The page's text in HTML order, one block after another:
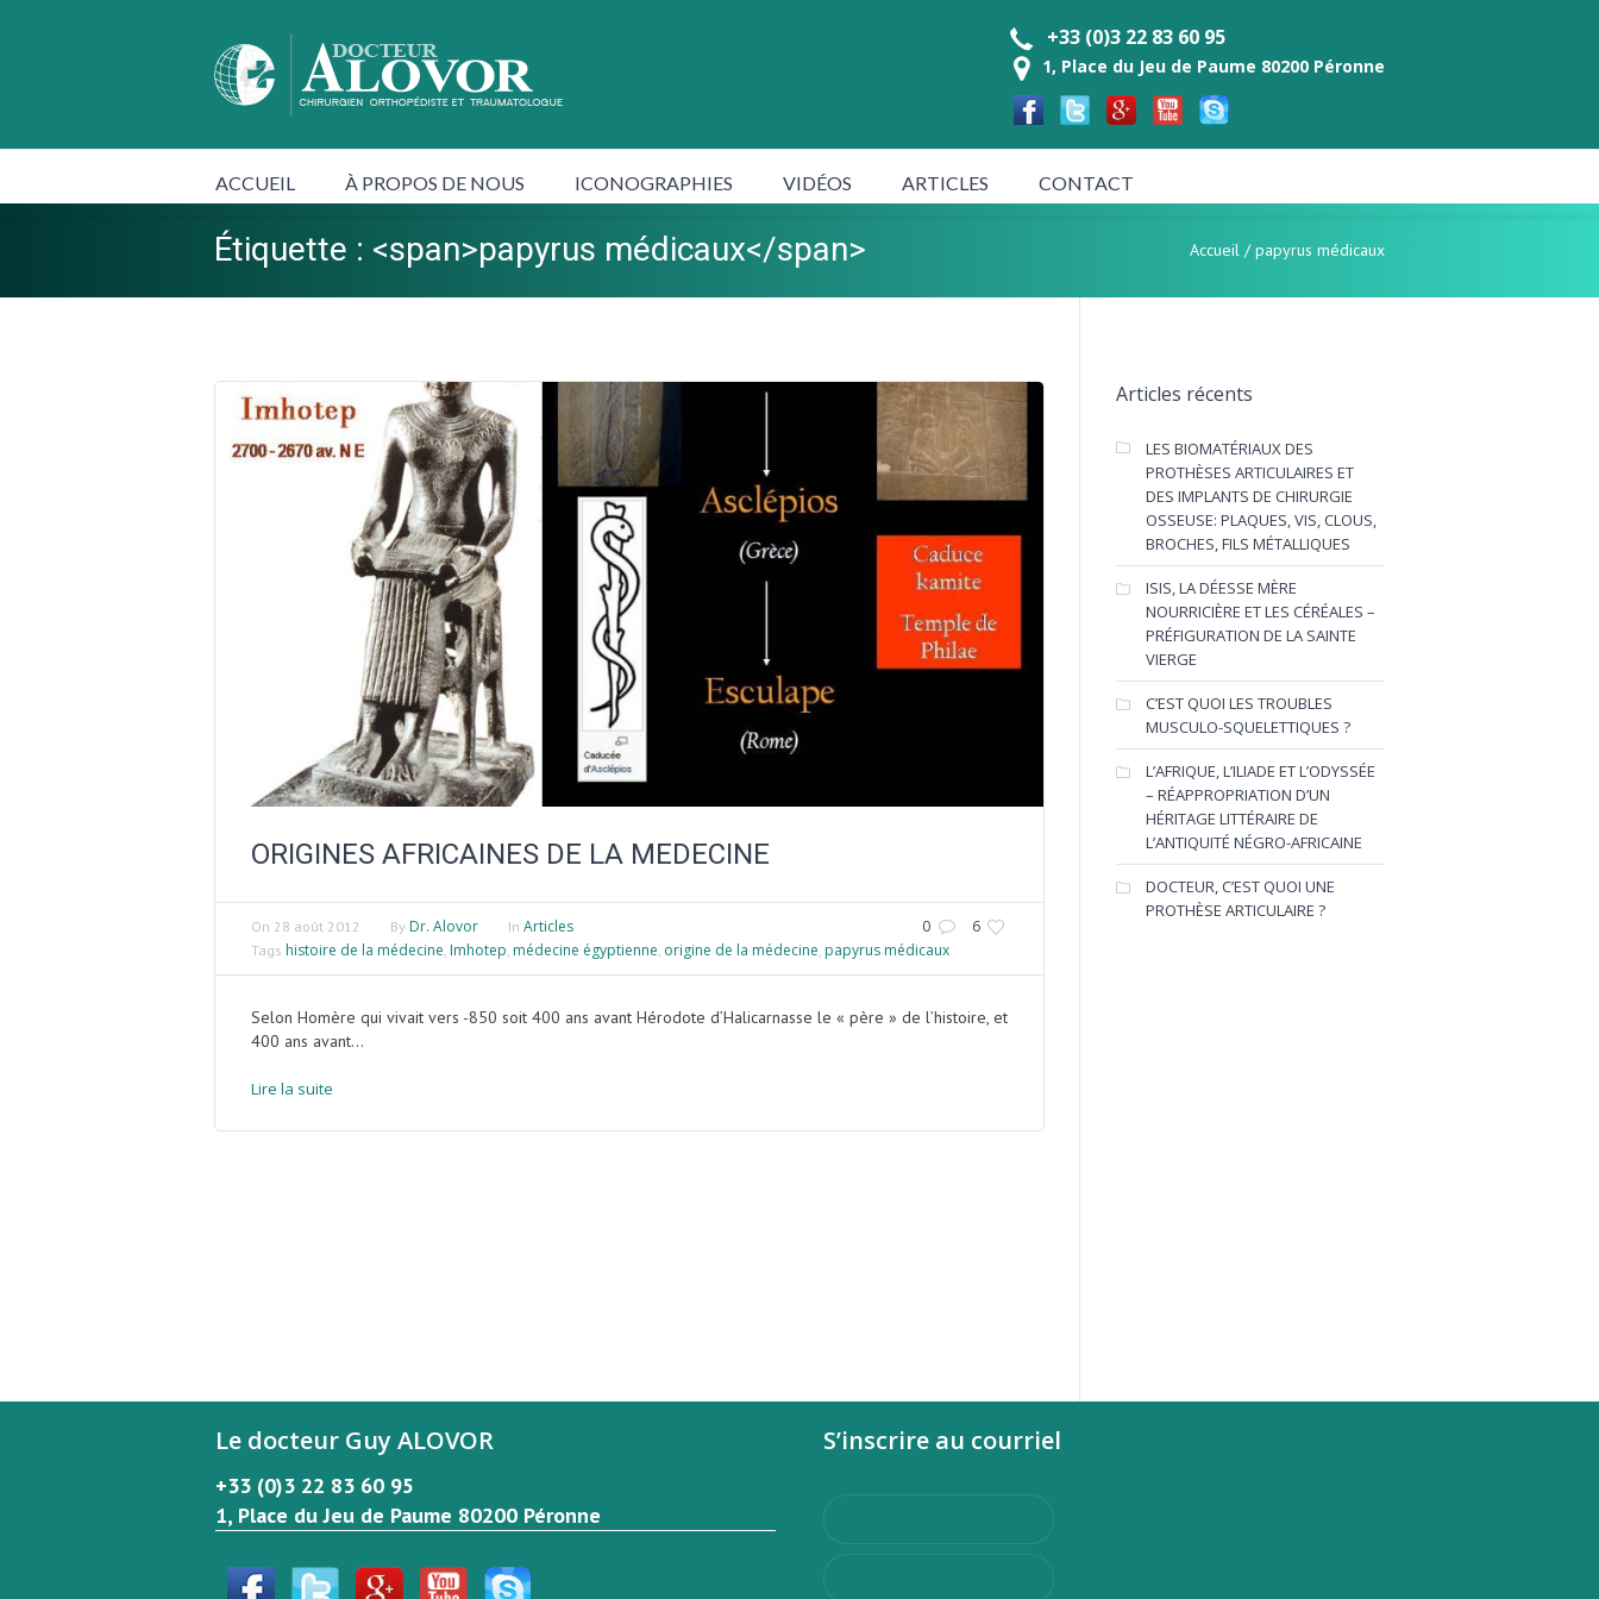
+33 (0)3 22 83 60 95
1, Place du Jeu de Paume 80200 Péronne
ACCUEIL À PROPOS DE NOUS ICONOGRAPHIES VIDÉOS ARTICLES CONTACT
Étiquette : <span>papyrus médicaux</span> Accueil /papyrus médicaux
ORIGINES AFRICAINES DE LA MEDECINE
0 6
On 28 août 2012 By Dr. Alovor In Articles
Tags histoire de la médecine Imhotep médecine égyptienne origine de la médecine papyrus médicaux
Selon Homère qui vivait vers -850 soit 400 ans avant Hérodote d’Halicarnasse le « père » de l’histoire, et
400 ans avant...
Lire la suite
Articles récents
LES BIOMATÉRIAUX DES
PROTHÈSES ARTICULAIRES ET
DES IMPLANTS DE CHIRURGIE
OSSEUSE: PLAQUES, VIS, CLOUS,
BROCHES, FILS MÉTALLIQUES
ISIS, LA DÉESSE MÈRE
NOURRICIÈRE ET LES CÉRÉALES –
PRÉFIGURATION DE LA SAINTE
VIERGE
C’EST QUOI LES TROUBLES
MUSCULO-SQUELETTIQUES ?
L’AFRIQUE, L’ILIADE ET L’ODYSSÉE
– RÉAPPROPRIATION D’UN
HÉRITAGE LITTÉRAIRE DE
L’ANTIQUITÉ NÉGRO-AFRICAINE
DOCTEUR, C’EST QUOI UNE
PROTHÈSE ARTICULAIRE ?
Le docteur Guy ALOVOR
+33 (0)3 22 83 60 95
1, Place du Jeu de Paume 80200 Péronne
S’inscrire au courriel